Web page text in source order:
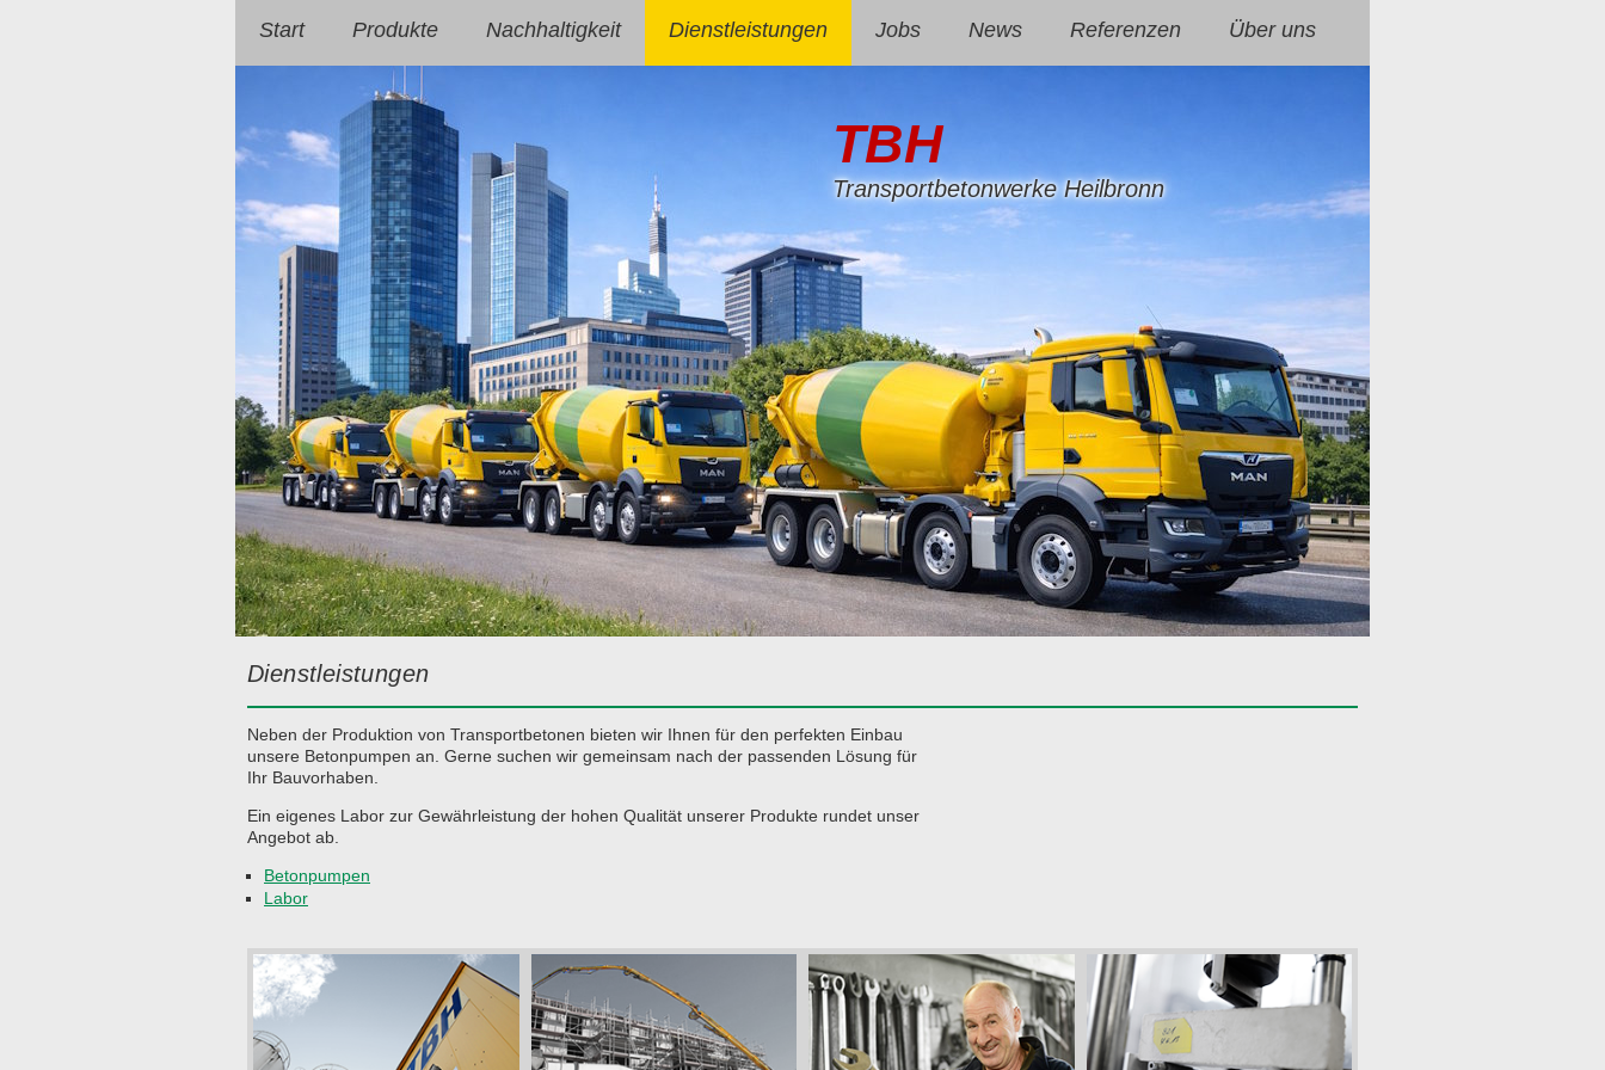
Start Produkte Nachhaltigkeit Dienstleistungen Jobs News Referenzen Über uns
TBH
Transportbetonwerke Heilbronn
Dienstleistungen
Neben der Produktion von Transportbetonen bieten wir Ihnen für den perfekten Einbau
unsere Betonpumpen an. Gerne suchen wir gemeinsam nach der passenden Lösung für
Ihr Bauvorhaben.
Ein eigenes Labor zur Gewährleistung der hohen Qualität unserer Produkte rundet unser
Angebot ab.
Betonpumpen
Labor